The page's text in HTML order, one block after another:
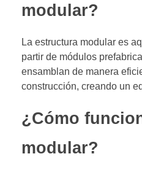
modular?
La estructura modular es
partir de módulos
ensamblan de manera
construcción, creando un
¿Cómo
modular?